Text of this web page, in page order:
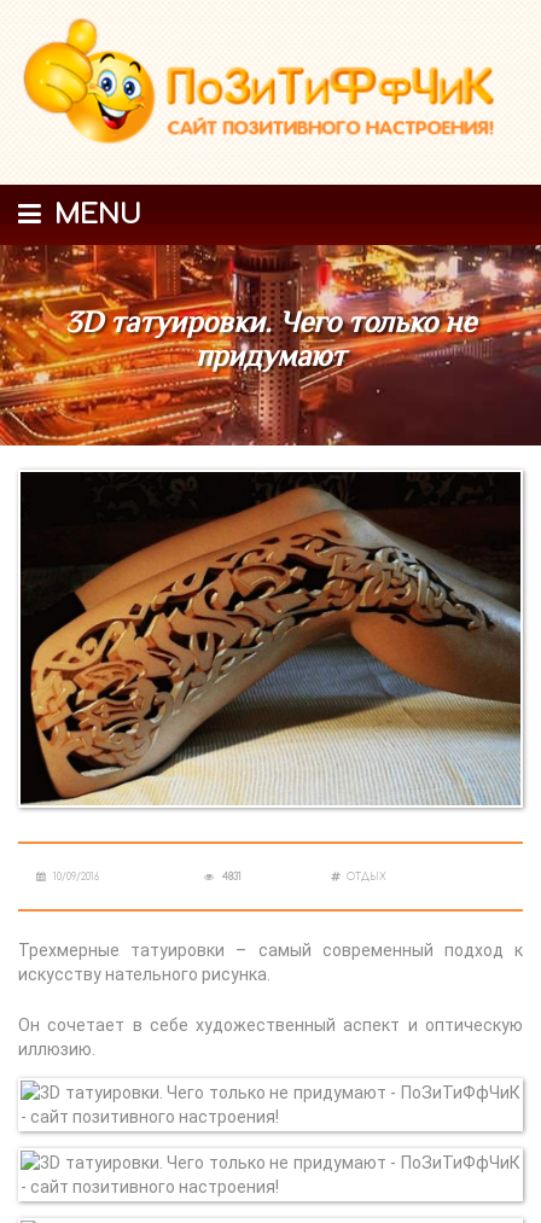
MENU
3D татуировки. Чего только не
придумают
10/09/2016 4831 ОТДЫХ
Трехмерные татуировки – самый современный подход к
искусству нательного рисунка.
Он сочетает в себе художественный аспект и оптическую
иллюзию.